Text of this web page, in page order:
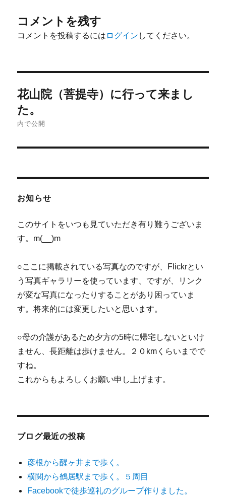
コメントを残す
コメントを投稿するには ログイン してください。
稿
ナ
ビ
ョ
花山院（菩提寺）に行って来まし
た。
内で公開
お知らせ
このサイトをいつも見ていただき有り難うございま
す。m(__)m
○ここに掲載されている写真なのですが、Flickrとい
う写真ギャラリーを使っています、ですが、リンク
が変な写真になったりすることがあり困っていま
す。将来的には変更したいと思います。
○母の介護があるため夕方の5時に帰宅しないといけ
ません、長距離は歩けません。２０kmくらいまでで
すね。
これからもよろしくお願い申し上げます。
ブログ最近の投稿
彦根から醒ヶ井まで歩く。
横関から鶴居駅まで歩く。５周目
Facebookで徒歩巡礼のグループ作りました。